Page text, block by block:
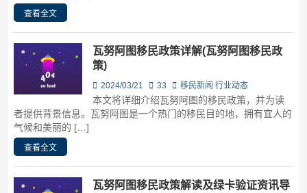
查看全文
瓦努阿图移民政策详解(瓦努阿图移民政
策)
2024/03/21 33 移民新闻 行业动态
本文将详细介绍瓦努阿图的移民政策，并为读
者提供背景信息。瓦努阿图是一个热门的移民目的地，拥有宜人的
气候和美丽的 […]
查看全文
瓦努阿图移民政策解读及绿卡验证资讯导